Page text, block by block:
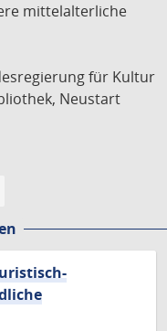
mittelalterliche
für Kultur
Neustart